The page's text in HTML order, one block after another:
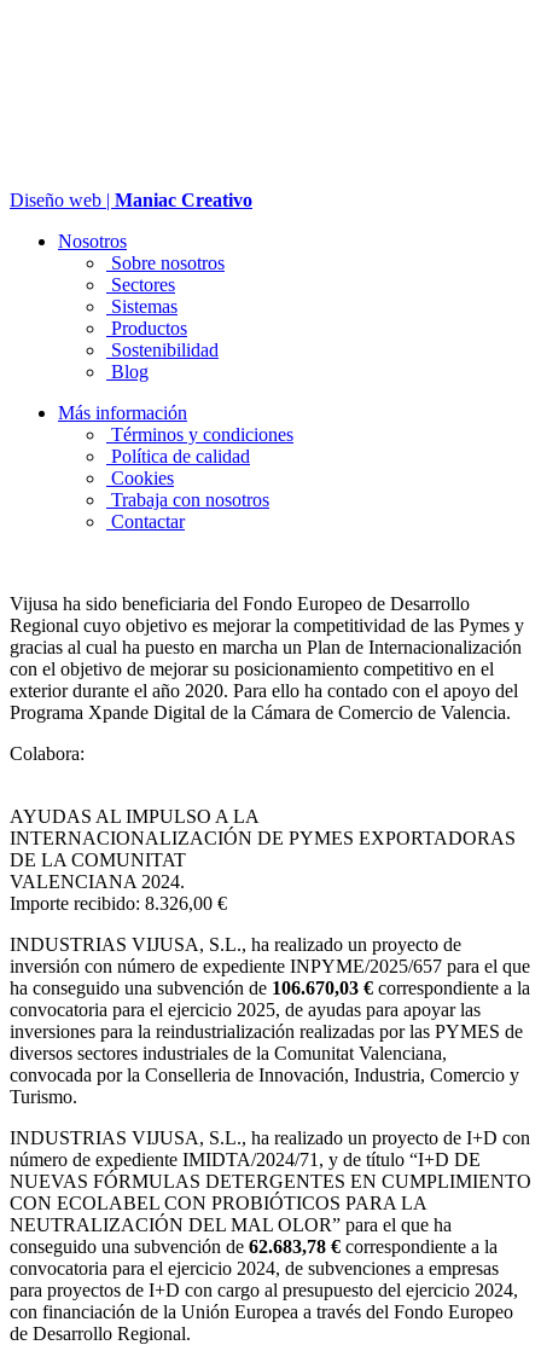
Diseño web | Maniac Creativo
Nosotros
Sobre nosotros
Sectores
Sistemas
Productos
Sostenibilidad
Blog
Más información
Términos y condiciones
Política de calidad
Cookies
Trabaja con nosotros
Contactar
Vijusa ha sido beneficiaria del Fondo Europeo de Desarrollo
Regional cuyo objetivo es mejorar la competitividad de las Pymes y
gracias al cual ha puesto en marcha un Plan de Internacionalización
con el objetivo de mejorar su posicionamiento competitivo en el
exterior durante el año 2020. Para ello ha contado con el apoyo del
Programa Xpande Digital de la Cámara de Comercio de Valencia.
Colabora:
AYUDAS AL IMPULSO A LA
INTERNACIONALIZACIÓN DE PYMES EXPORTADORAS
DE LA COMUNITAT
VALENCIANA 2024.
Importe recibido: 8.326,00 €
INDUSTRIAS VIJUSA, S.L., ha realizado un proyecto de
inversión con número de expediente INPYME/2025/657 para el que
ha conseguido una subvención de 106.670,03 € correspondiente a la
convocatoria para el ejercicio 2025, de ayudas para apoyar las
inversiones para la reindustrialización realizadas por las PYMES de
diversos sectores industriales de la Comunitat Valenciana,
convocada por la Conselleria de Innovación, Industria, Comercio y
Turismo.
INDUSTRIAS VIJUSA, S.L., ha realizado un proyecto de I+D con
número de expediente IMIDTA/2024/71, y de título “I+D DE
NUEVAS FÓRMULAS DETERGENTES EN CUMPLIMIENTO
CON ECOLABEL CON PROBIÓTICOS PARA LA
NEUTRALIZACIÓN DEL MAL OLOR” para el que ha
conseguido una subvención de 62.683,78 € correspondiente a la
convocatoria para el ejercicio 2024, de subvenciones a empresas
para proyectos de I+D con cargo al presupuesto del ejercicio 2024,
con financiación de la Unión Europea a través del Fondo Europeo
de Desarrollo Regional.